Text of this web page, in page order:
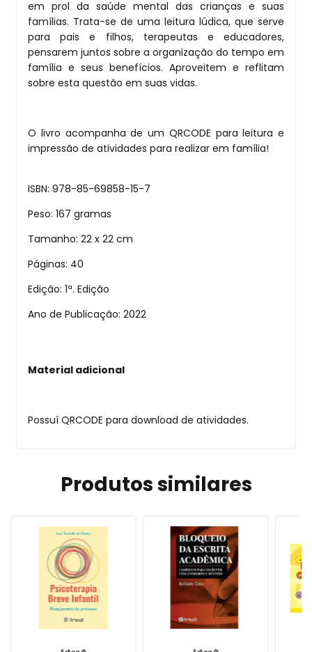
em prol da saúde mental das crianças e suas
famílias. Trata-se de uma leitura lúdica, que serve
para pais e filhos, terapeutas e educadores,
pensarem juntos sobre a organização do tempo em
família e seus benefícios. Aproveitem e reflitam
sobre esta questão em suas vidas.
O livro acompanha de um QRCODE para leitura e
impressão de atividades para realizar em família!
ISBN: 978-85-69858-15-7
Peso: 167 gramas
Tamanho: 22 x 22 cm
Páginas: 40
Edição: 1ª. Edição
Ano de Publicação: 2022
Material adicional
Possuí QRCODE para download de atividades.
Produtos similares